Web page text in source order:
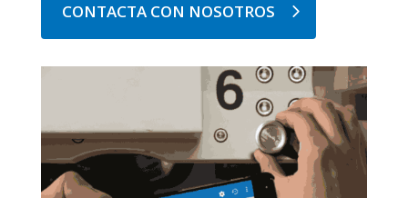
CONTACTA CON NOSOTROS